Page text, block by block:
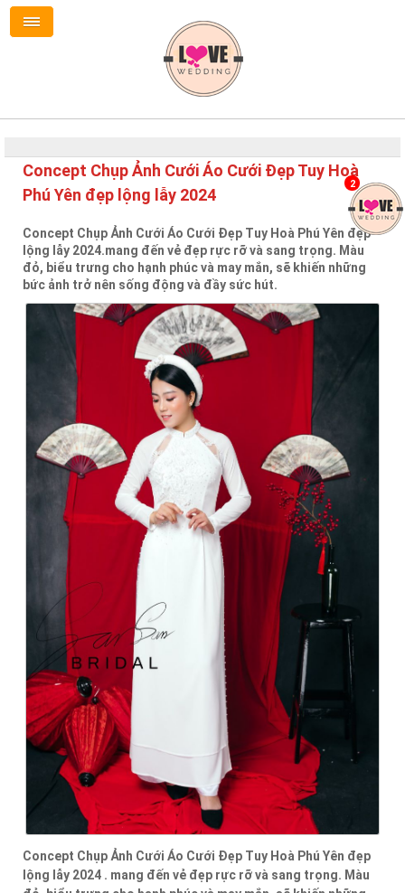
Concept Chụp Ảnh Cưới Áo Cưới Đẹp Tuy Hoà
Phú Yên đẹp lộng lẫy 2024
Concept Chụp Ảnh Cưới Áo Cưới Đẹp Tuy Hoà Phú Yên đẹp
lộng lẫy 2024.mang đến vẻ đẹp rực rỡ và sang trọng. Màu
đỏ, biểu trưng cho hạnh phúc và may mắn, sẽ khiến những
bức ảnh trở nên sống động và đầy sức hút.
Concept Chụp Ảnh Cưới Áo Cưới Đẹp Tuy Hoà Phú Yên đẹp
lộng lẫy 2024 . mang đến vẻ đẹp rực rỡ và sang trọng. Màu
2